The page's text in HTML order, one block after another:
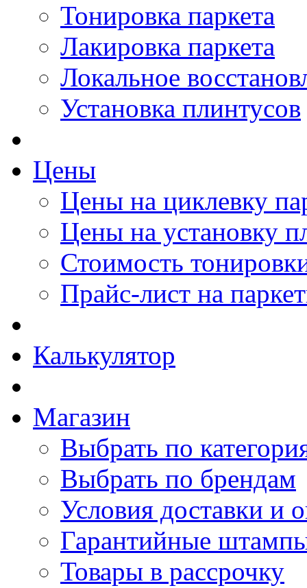
Тонировка паркета
Лакировка паркета
Локальное
Установка плинтусов
Цены
Цены на циклевку
Цены на установку
Стоимость
Прайс-лист на
Калькулятор
Магазин
Выбрать по
Выбрать по брендам
Условия доставки и
Гарантийные
Товары в рассрочку